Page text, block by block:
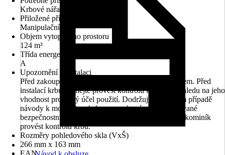
Krbové nářadí
Přiložené příslušenství
Manipulační klíč
Objem vytopeného prostoru
124 m³
Třída energetické náročnosti
A
Upozornění k instalaci
Před zakoupením krbu se poraďte se svým kominíkem. Před
instalací krbu nechejte provést kontrolu komínu v ohledu na jeho
vhodnost pro daný účel použití. Dodržujte v každém případě
návody k montáži a obsluze a zachovávejte požadované
bezpečnostní odstupy. Před prvním zatopením musí kominík
provést kontrolu krbu.
Rozměry pohledového skla (VxŠ)
266 mm x 163 mm
EAN